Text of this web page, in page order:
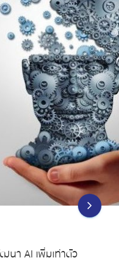
นา AI เพิ่มเท่าตัว